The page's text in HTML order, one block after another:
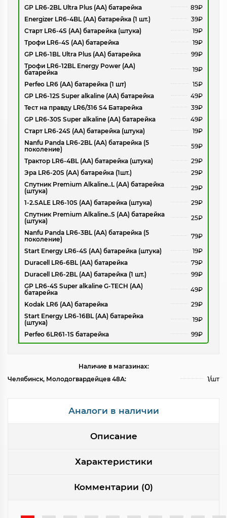
GP LR6-2BL Ultra Plus (AA) батарейка
89₽
Energizer LR6-4BL (AA) батарейка (1 шт.)
39₽
Старт LR6-4S (AA) батарейка (штука)
19₽
Трофи LR6-4S (AA) батарейка
19₽
GP LR6-1BL Ultra Plus (AA) батарейка
99₽
Трофи LR6-12BL Energy Power (AA)
батарейка
19₽
Perfeo LR6 (AA) батарейка (1 шт)
15₽
GP LR6-12S Super alkaline (AA) батарейка
49₽
Тест на правду LR6/316 S4 Батарейка
39₽
GP LR6-30S Super alkaline (AA) батарейка
49₽
Старт LR6-24S (AA) батарейка (штука)
19₽
Nanfu Panda LR6-2BL (AA) батарейка (5
поколение)
59₽
Трактор LR6-4BL (AA) батарейка (штука)
29₽
Эра LR6-20S (AA) батарейка (1шт.)
29₽
Спутник Premium Alkaline..L (AA) батарейка
(штука)
29₽
1-2.SALE LR6-10S (AA) батарейка (штука)
29₽
Спутник Premium Alkaline..S (AA) батарейка
(штука)
25₽
Nanfu Panda LR6-3BL (AA) батарейка (5
поколение)
79₽
Start Energy LR6-4S (AA) батарейка (штука)
19₽
Duracell LR6-6BL (AA) батарейка
79₽
Duracell LR6-2BL (AA) батарейка (1 шт.)
99₽
GP LR6-4S Super alkaline G-TECH (AA)
батарейка
49₽
Kodak LR6 (AA) батарейка
29₽
Start Energy LR6-16BL (AA) батарейка
(штука)
19₽
Perfeo 6LR61-1S батарейка
99₽
Наличие в магазинах:
Челябинск, Молодогвардейцев 48А:
1/шт
Аналоги в наличии
Описание
Характеристики
Комментарии (0)